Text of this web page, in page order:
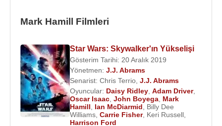
Mark Hamill Filmleri
Star Wars: Skywalker'ın Yükselişi
Gösterim Tarihi: 20 Aralık 2019
Yönetmen: J.J. Abrams
Senarist: Chris Terrio J.J. Abrams
Oyuncular: Daisy Ridley Adam Driver,
Oscar Isaac John Boyega Mark
Hamill
Ian McDiarmid
Billy Dee
Williams Carrie Fisher, Keri Russell
Harrison Ford